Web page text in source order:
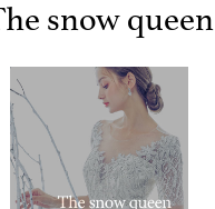
snow queen